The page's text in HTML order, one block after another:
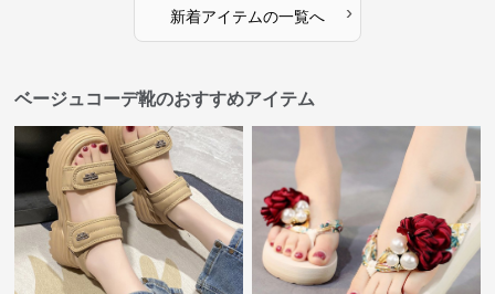
新着アイテムの一覧へ ›
ベージュコーデ靴のおすすめアイテム